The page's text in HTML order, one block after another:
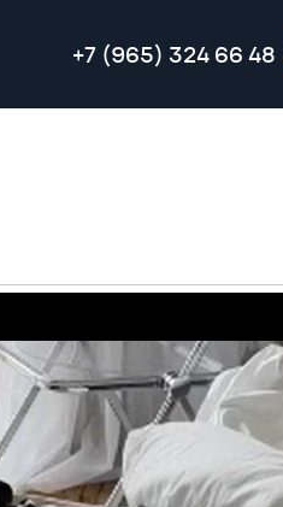
+7 (965) 324 66 48